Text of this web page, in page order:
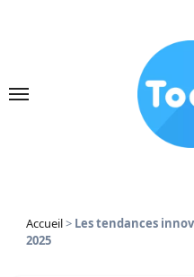
Accueil> Les tendances
2025